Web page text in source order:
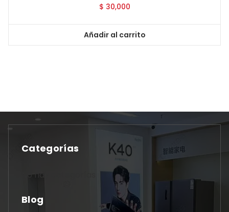
$ 30,000
Añadir al carrito
Categorías
No hay categorías
Blog